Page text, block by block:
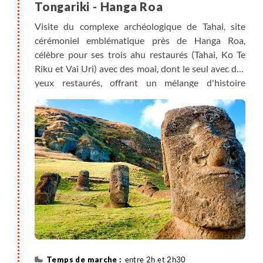
Tongariki - Hanga Roa
Visite du complexe archéologique de Tahai, site
cérémoniel emblématique près de Hanga Roa,
célèbre pour ses trois ahu restaurés (Tahai, Ko Te
Riku et Vai Uri) avec des moai, dont le seul avec des
yeux restaurés, offrant un mélange d'histoire
vestiges de « maisons à bateaux » et le tombeau de
l'archéologue William Mulloy. Par un court transfert
en véhicule nous longeons la côte sud (environ
12km, 20mn) jusqu’au site de Vaihu ,site
archéologique majeur de la côte sud-est, connu pour
son Ahu Hanga Te'e, un grand autel orné de huit
moai renversés et de leurs pukaos (coiffes)
dispersés, témoins des guerres tribales. Ensuite nous
rejoignons Ara o te Moai », littéralement « Le Sentier
des Moai », désignant les anciennes voies
entre 2h et 2h30